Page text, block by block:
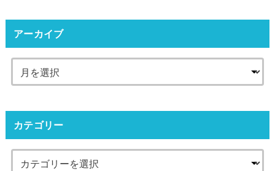
アーカイブ
カテゴリー